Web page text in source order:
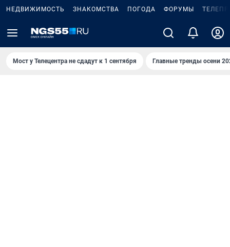
НЕДВИЖИМОСТЬ ЗНАКОМСТВА ПОГОДА ФОРУМЫ
Мост у Телецентра не сдадут к 1 сентября Главные тренды осени